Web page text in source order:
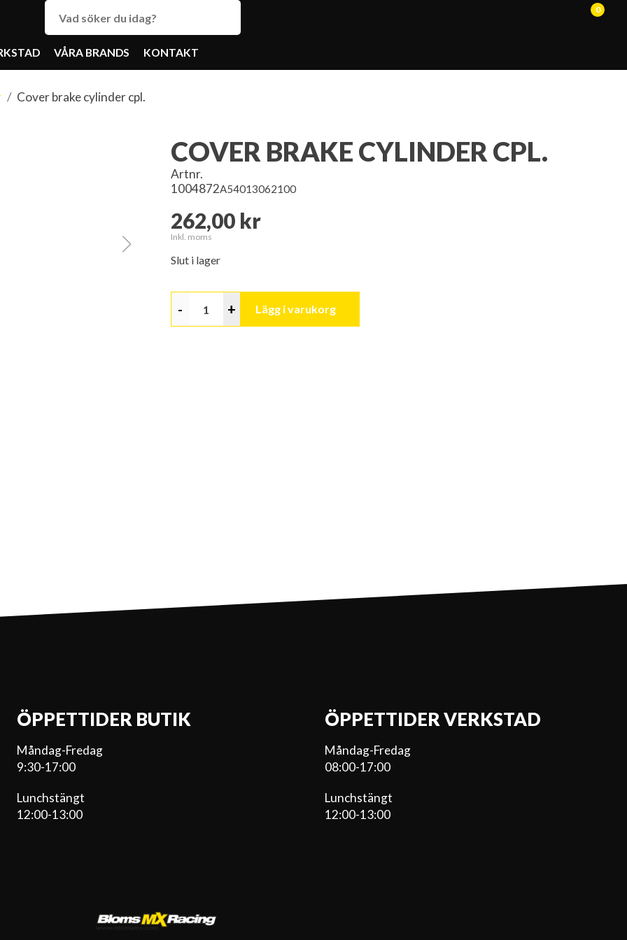
0
VÅRA BRANDS KONTAKT
Cover brake cylinder cpl.
COVER BRAKE CYLINDER CPL.
Artnr.
1004872A54013062100
262,00 kr
Inkl. moms
Slut i lager
- + Lägg i varukorg
ÖPPETTIDER BUTIK
Måndag-Fredag
9:30-17:00
Lunchstängt
12:00-13:00
ÖPPETTIDER VERKSTAD
Måndag-Fredag
08:00-17:00
Lunchstängt
12:00-13:00